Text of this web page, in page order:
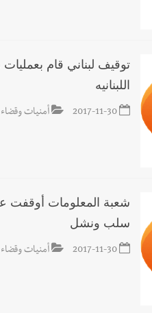
توقيف لبناني قام
اللبنانيه
2017-11-30 أمنيات
سلب ونشل
2017-11-30 أمنيات